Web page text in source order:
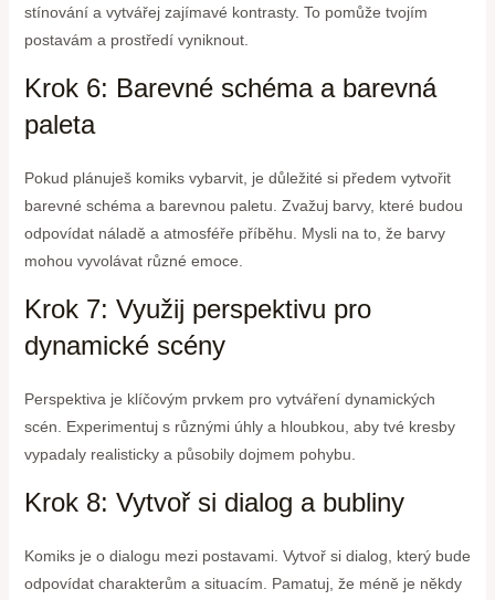
stínování a vytvářej zajímavé kontrasty. To pomůže tvojím
postavám a prostředí vyniknout.
Krok 6: Barevné schéma a barevná
paleta
Pokud plánuješ komiks vybarvit, je důležité si předem vytvořit
barevné schéma a barevnou paletu. Zvažuj barvy, které budou
odpovídat náladě a atmosféře příběhu. Mysli na to, že barvy
mohou vyvolávat různé emoce.
Krok 7: Využij perspektivu pro
dynamické scény
Perspektiva je klíčovým prvkem pro vytváření dynamických
scén. Experimentuj s různými úhly a hloubkou, aby tvé kresby
vypadaly realisticky a působily dojmem pohybu.
Krok 8: Vytvoř si dialog a bubliny
Komiks je o dialogu mezi postavami. Vytvoř si dialog, který bude
odpovídat charakterům a situacím. Pamatuj, že méně je někdy